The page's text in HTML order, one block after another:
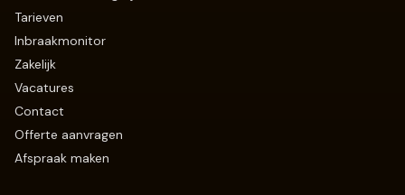
Tarieven
Inbraakmonitor
Zakelijk
Vacatures
Contact
Offerte aanvragen
Afspraak maken